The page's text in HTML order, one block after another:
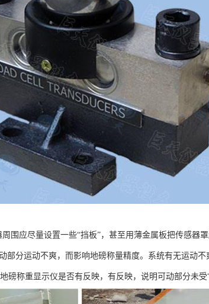
围应尽量设置一些“挡板”，甚至用薄金属板把传感器
部分运动不爽，而影响地磅称量精度。系统有无运动不
磅称重显示仪是否有反映，有反映，说明可动部分未受“